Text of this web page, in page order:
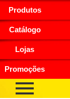
Produtos
Catálogo
Lojas
Promoções